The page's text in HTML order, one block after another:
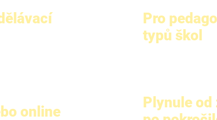
online
Pro
typů škol
Plynule
dlouhodobě
Kurzy mohou využít
uměleckých škol a
vzdělávání včetně